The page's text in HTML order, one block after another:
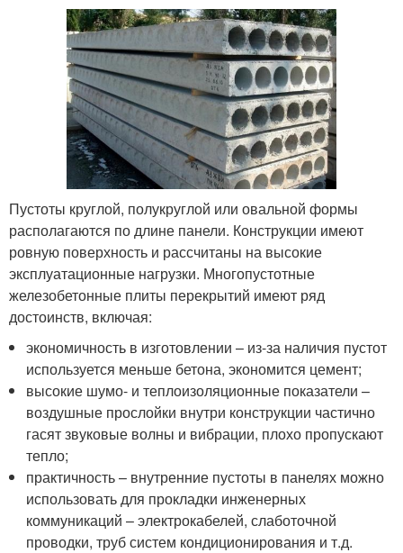
Пустоты круглой, полукруглой или овальной формы
располагаются по длине панели. Конструкции имеют
ровную поверхность и рассчитаны на высокие
эксплуатационные нагрузки. Многопустотные
железобетонные плиты перекрытий имеют ряд
достоинств, включая:
экономичность в изготовлении – из-за наличия пустот
используется меньше бетона, экономится цемент;
высокие шумо- и теплоизоляционные показатели –
воздушные прослойки внутри конструкции частично
гасят звуковые волны и вибрации, плохо пропускают
тепло;
практичность – внутренние пустоты в панелях можно
использовать для прокладки инженерных
коммуникаций – электрокабелей, слаботочной
проводки, труб систем кондиционирования и т.д.